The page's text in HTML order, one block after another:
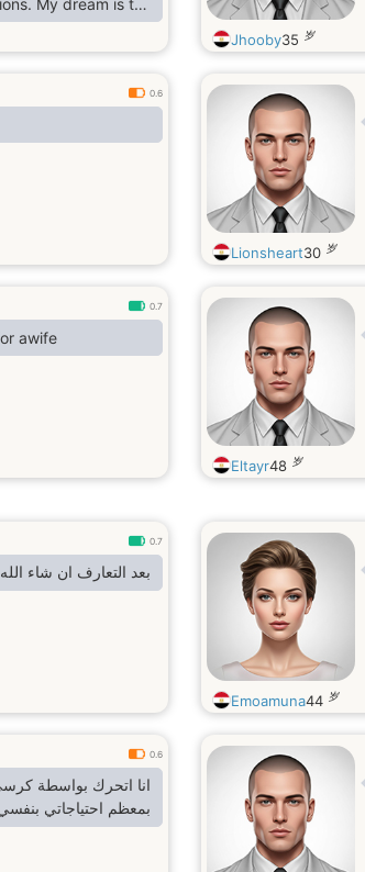
My dream is to
a partner who is
care about
Jhooby35 岁
0.6
Lionsheart30 岁
0.7
awife
Eltayr48 岁
0.7
بعد التعارف ان شاء الله
Emoamuna44 岁
0.6
انا اتحرك بواسطة
بمعظم احتياجاتي